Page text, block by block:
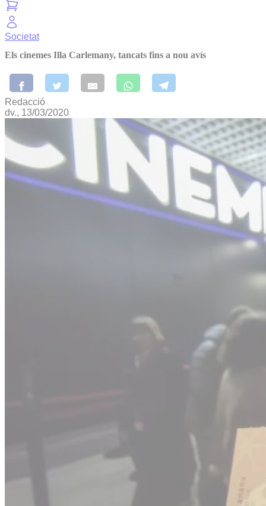
Societat
Els cinemes Illa Carlemany, tancats fins a nou avís
Redacció
dv., 13/03/2020